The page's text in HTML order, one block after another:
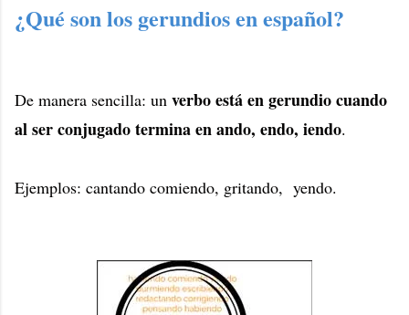
¿Qué son los gerundios en español?
De manera sencilla: un verbo está en gerundio cuando
al ser conjugado termina en ando, endo, iendo.
Ejemplos: cantando comiendo, gritando, yendo.